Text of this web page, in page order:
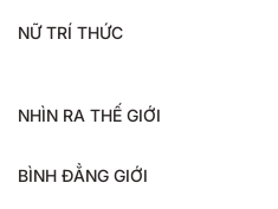
NỮ TRÍ THỨC
NHÌN RA THẾ GIỚI
BÌNH ĐẲNG GIỚI